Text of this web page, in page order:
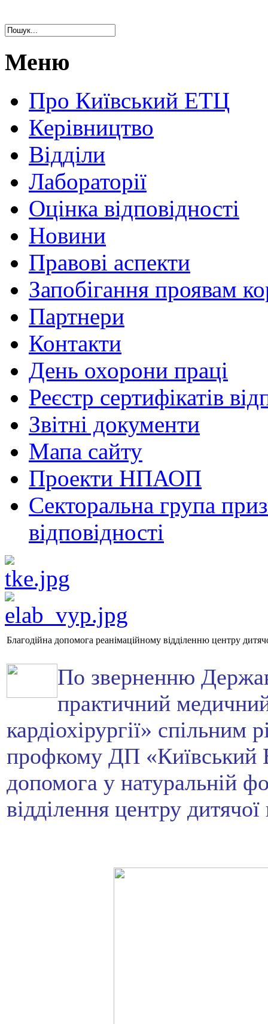
Меню
Про Київський ЕТЦ
Керівництво
Відділи
Лабораторії
Оцінка відповідності
Новини
Правові аспекти
Запобігання проявам
Партнери
Контакти
День охорони праці
Реєстр сертифікатів
Звітні документи
Мапа сайту
Проекти НПАОП
Секторальна група
відповідності
Благодійна допомога реанімаційному відділенню центру дитячої
По зверненню
практичний медичний
кардіохірургії» спільним
профкому ДП «Київський
допомога у натуральній
відділення центру дитячої